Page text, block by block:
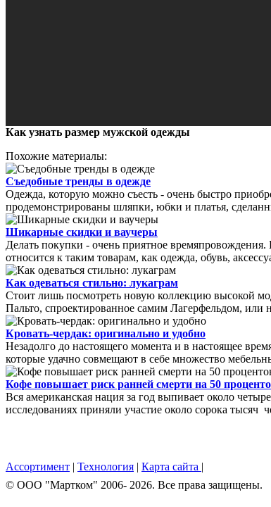
Как узнать размер мужской одежды
Похожие материалы:
Съедобные тренды в одежде
Одежда, которую можно съесть - очень быстро
продемонстрированы шляпки, юбки и платья,
Шикарные скидки и ваучеры
Делать покупки - очень приятное
относится к таким товарам, как одежда, обувь,
Как одеваться стильно: лукаграм
Стоит лишь посмотреть новую коллекцию высокой
Пальто, спроектированное самим Лагерфельдом, или
Кровать-чердак: оригинально и удобно
Незадолго до настоящего момента и в настоящее
которые удачно совмещают в себе множество
Кофе повышает риск ранней смерти на 50
Вся американская нация за год выпивает около
исследованиях приняли участие около сорока тысяч
Ассортимент | Технология | Карта сайта |
© OOO "Мартком" 2006- 2026. Все права защищены.